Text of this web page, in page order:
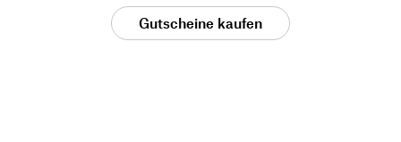
Gutscheine kaufen